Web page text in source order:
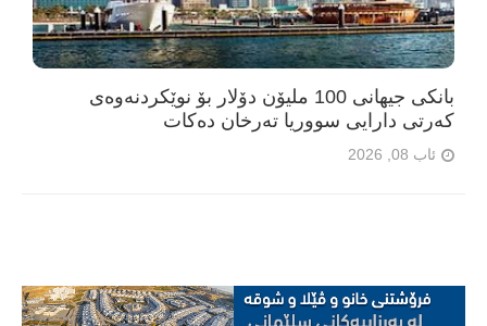
بانکی جیهانی 100 ملیۆن دۆلار بۆ نوێکردنەوەی
کەرتی دارایی سووریا تەرخان دەکات
ئاب 08, 2026